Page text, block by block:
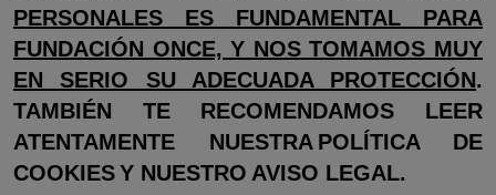
PERSONALES ES FUNDAMENTAL PARA
FUNDACIÓN ONCE, Y NOS TOMAMOS MUY
EN SERIO SU ADECUADA PROTECCIÓN.
TAMBIÉN TE RECOMENDAMOS LEER
ATENTAMENTE NUESTRA POLÍTICA DE
COOKIES Y NUESTRO AVISO LEGAL.